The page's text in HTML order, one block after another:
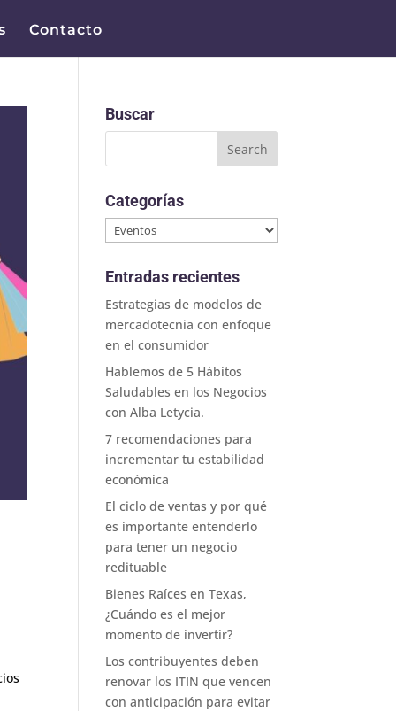
Contacto
Buscar
Categorías
Categorías
Entradas recientes
Estrategias de modelos de
mercadotecnia con enfoque
en el consumidor
Hablemos de 5 Hábitos
Saludables en los Negocios
con Alba Letycia.
7 recomendaciones para
incrementar tu estabilidad
económica
El ciclo de ventas y por qué
es importante entenderlo
para tener un negocio
redituable
Bienes Raíces en Texas,
¿Cuándo es el mejor
momento de invertir?
Los contribuyentes deben
renovar los ITIN que vencen
con anticipación para evitar